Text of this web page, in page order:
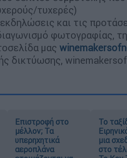
τυχερές)
και τις
φωτογραφίας,
μας
δικτύωσης,
Επιστροφή στο
μέλλον; Τα
υπερηχητικά
αεροπλάνα
Το
μια
στο